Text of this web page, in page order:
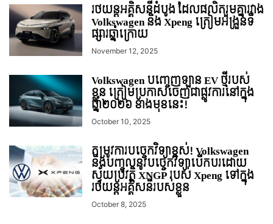
រថយន្តអគ្គិសនីដំបូង ដែលផលិតរួមគ្នារវាង
Volkswagen និង Xpeng ត្រៀមអង្រួនទី
ផ្សារឆ្នាំក្រោយ
November 12, 2025
Volkswagen បញ្ចេញឡាន EV ថ្មីរបស់
ខ្លួន ត្រៀមប្រកាសចេញជាផ្លូវការនៅក្នុង
ឆ្នាំ២០២៦ ខាងមុខនេះ!
October 10, 2025
តម្រូវការបច្ចេកវិទ្យាខ្ពស់! Volkswagen
នឹងបញ្ចូលនូវបច្ចេកវិទ្យាបើកបរដោយ
ស្វ័យប្រវត្តិ XNGP របស់ Xpeng ទៅក្នុង
រថយន្តអគ្គិសនីរបស់ខ្លួន
October 8, 2025